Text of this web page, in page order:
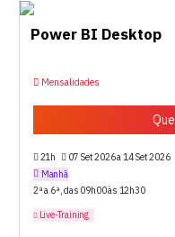
Power BI Desktop
Mensalidades
21h
07 Set 2026 a 14 Set 2026
Manhã
2ª a 6ª, das 09h00 às 12h30
Live-Training